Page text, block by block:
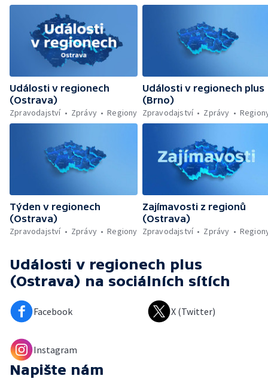
Události v regionech
(Ostrava)
Zpravodajství
Zprávy Regiony
Události v regionech plus
(Brno)
Zpravodajství
Zprávy
Týden v regionech
(Ostrava)
Zpravodajství
Zprávy Regiony
Zajímavosti z regionů
(Ostrava)
Zpravodajství
Zprávy
Události v regionech plus
(Ostrava) na sociálních sítích
Facebook X (Twitter)
Instagram
Napište nám